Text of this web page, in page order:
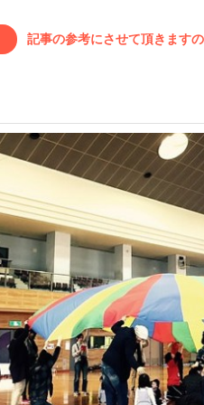
記事の参考にさせて頂きます